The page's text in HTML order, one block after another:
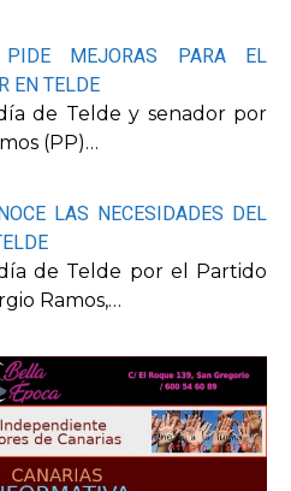
MEJORAS PARA EL
EN TELDE
de Telde y senador por
(PP)…
LAS NECESIDADES DEL
de Telde por el Partido
Ramos,…